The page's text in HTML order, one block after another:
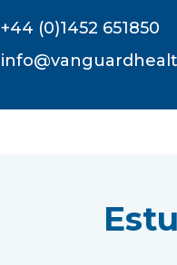
+44 (0)1452 651850